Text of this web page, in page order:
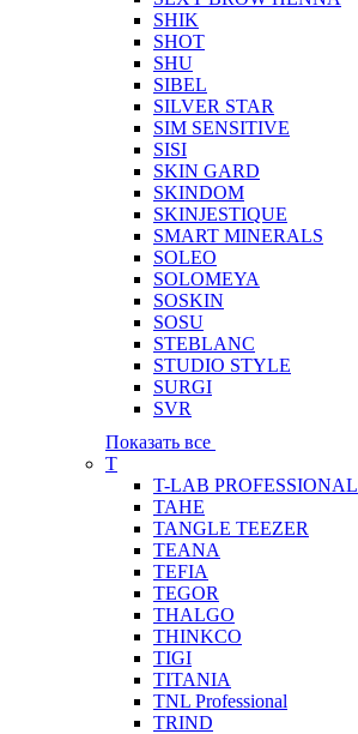
SHIK
SHOT
SHU
SIBEL
SILVER STAR
SIM SENSITIVE
SISI
SKIN GARD
SKINDOM
SKINJESTIQUE
SMART MINERALS
SOLEO
SOLOMEYA
SOSKIN
SOSU
STEBLANC
STUDIO STYLE
SURGI
SVR
Показать все
T
T-LAB PROFESSIONAL
TAHE
TANGLE TEEZER
TEANA
TEFIA
TEGOR
THALGO
THINKCO
TIGI
TITANIA
TNL Professional
TRIND